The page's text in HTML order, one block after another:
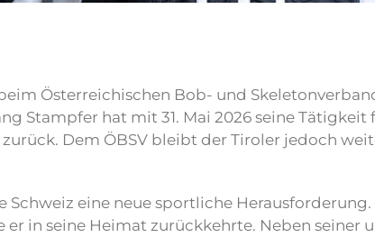
Österreichischen Bob- und
Stampfer hat mit 31. Mai 2026 seine
Dem ÖBSV bleibt der Tiroler jedoch
eine neue sportliche
in seine Heimat zurückkehrte. Neben seiner